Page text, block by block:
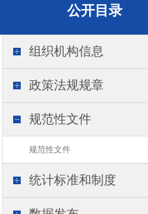
公开目录
组织机构信息
政策法规规章
规范性文件
规范性文件
统计标准和制度